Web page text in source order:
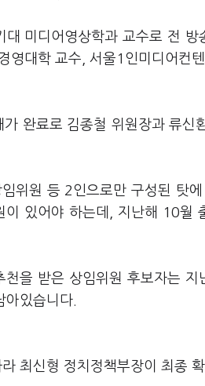
미디어영상학과 교수로 전 방
영대학 교수, 서울1인미디어컨
완료로 김종철 위원장과 류신
위원 등 2인으로만 구성된 탓
있어야 하는데, 지난해 10월
을 받은 상임위원 후보자는
있습니다.
최신형 정치정책부장이 최종 확